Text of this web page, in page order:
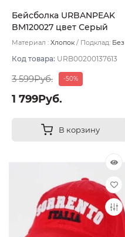
Бейсболка URBANPEAK
BM120027 цвет Серый
размер 57-59
Материал : Хлопок Подклад: Без
Код товара: URB00200137613
3 599Руб. -50%
1 799Руб.
В корзину